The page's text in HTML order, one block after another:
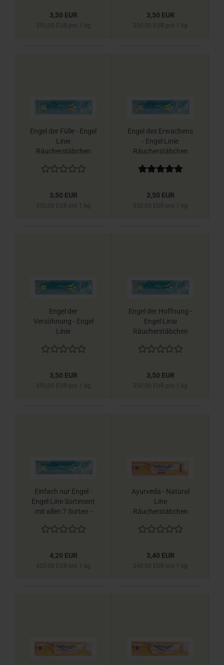
3,50 EUR
350,00 EUR pro 1 kg
3,50 EUR
350,00 EUR pro 1 kg
Engel der Fülle - Engel
Linie
Räucherstäbchen
3,50 EUR
350,00 EUR pro 1 kg
Engel des Erwachens
- Engel Linie
Räucherstäbchen
3,50 EUR
350,00 EUR pro 1 kg
Engel der
Versöhnung - Engel
Linie
Berk
3,50 EUR
350,00 EUR pro 1 kg
Engel der Hoffnung -
Engel Linie
Räucherstäbchen
3,50 EUR
350,00 EUR pro 1 kg
Einfach nur Engel -
Engel Line Sortiment
mit allen 7 Sorten -
Räucherstäbchen
4,20 EUR
420,00 EUR pro 1 kg
Ayurveda - Natural
Line
Räucherstäbchen
3,40 EUR
340,00 EUR pro 1 kg